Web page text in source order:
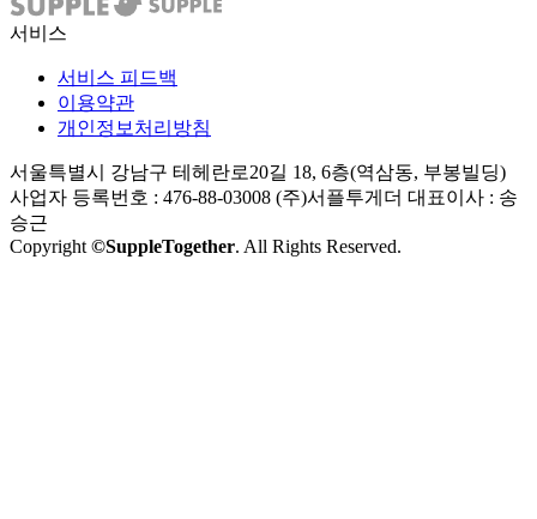
서비스
서비스 피드백
이용약관
개인정보처리방침
서울특별시 강남구 테헤란로20길 18, 6층(역삼동, 부봉빌딩)
사업자 등록번호 : 476-88-03008 (주)서플투게더 대표이사 : 송
승근
Copyright ©SuppleTogether. All Rights Reserved.